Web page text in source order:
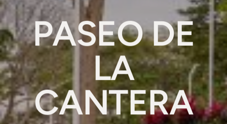
PASEO DE
LA
CANTERA